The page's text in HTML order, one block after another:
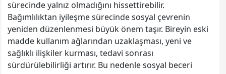
sürecinde yalnız olmadığını hissettirebilir.
Bağımlılıktan iyileşme sürecinde sosyal çevrenin
yeniden düzenlenmesi büyük önem taşır. Bireyin eski
madde kullanım ağlarından uzaklaşması, yeni ve
sağlıklı ilişkiler kurması, tedavi sonrası
sürdürülebilirliği artırır. Bu nedenle sosyal beceri